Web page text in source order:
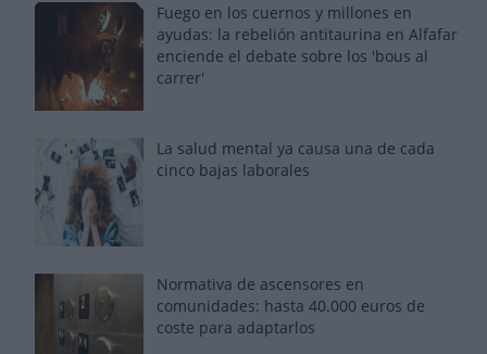
Fuego en los cuernos y millones en
ayudas: la rebelión antitaurina en Alfafar
enciende el debate sobre los 'bous al
carrer'
La salud mental ya causa una de cada
cinco bajas laborales
Normativa de ascensores en
comunidades: hasta 40.000 euros de
coste para adaptarlos